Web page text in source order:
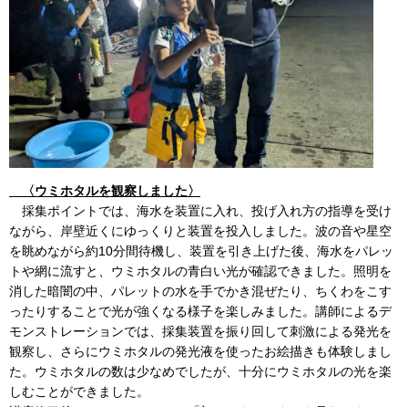
〈ウミホタルを観察しました〉
採集ポイントでは、海水を装置に入れ、投げ入れ方の指導を受け
ながら、岸壁近くにゆっくりと装置を投入しました。波の音や星空
を眺めながら約10分間待機し、装置を引き上げた後、海水をパレッ
トや網に流すと、ウミホタルの青白い光が確認できました。照明を
消した暗闇の中、パレットの水を手でかき混ぜたり、ちくわをこす
ったりすることで光が強くなる様子を楽しみました。講師によるデ
モンストレーションでは、採集装置を振り回して刺激による発光を
観察し、さらにウミホタルの発光液を使ったお絵描きも体験しまし
た。ウミホタルの数は少なめでしたが、十分にウミホタルの光を楽
しむことができました。